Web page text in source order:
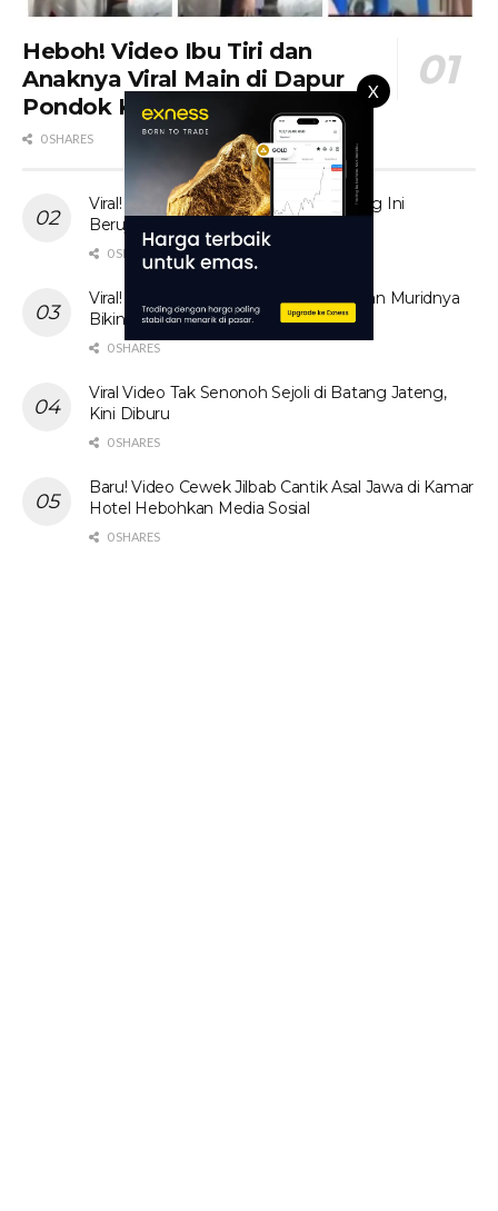
X
Heboh! Video Ibu Tiri dan
Anaknya Viral Main di Dapur
Pondok Kebun Sawit
0 SHARES
Viral! Tante Prank Ojol di Kolam Renang Ini
Berujung Tak Terduga
0 SHARES
Viral! Video Ibu Guru Bahasa Inggris dan Muridnya
Bikin Heboh Jagat Maya
0 SHARES
Viral Video Tak Senonoh Sejoli di Batang Jateng,
Kini Diburu
0 SHARES
Baru! Video Cewek Jilbab Cantik Asal Jawa di Kamar
Hotel Hebohkan Media Sosial
0 SHARES